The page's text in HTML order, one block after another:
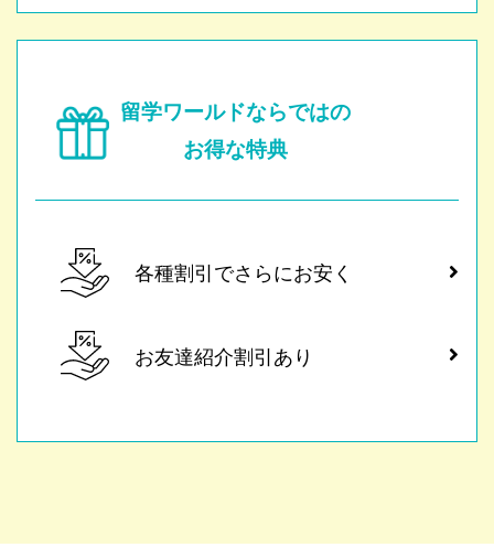
留学ワールドならではの
お得な特典
各種割引でさらにお安く
お友達紹介割引あり